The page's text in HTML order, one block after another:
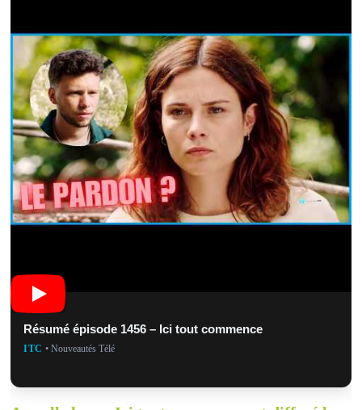
Résumé épisode 1456 – Ici tout commence
ITC • Nouveautés Télé